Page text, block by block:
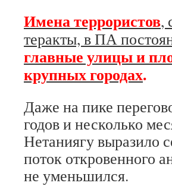
Имена террористов,
теракты, в ПА
главные улицы и
крупных городах.
Даже на пике
годов и несколько
Нетаниягу выразило
поток откровенного
не уменьшился.